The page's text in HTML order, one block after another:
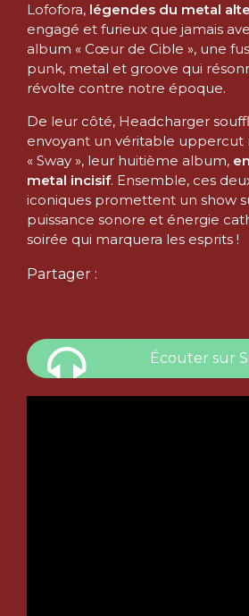
Lofofora, légendes du metal
engagé et furieux que jamais
album « Cœur de Cible », une
punk, metal et groove qui
révolte contre notre époque.
De leur côté, Headcharger
envoyant un véritable uppercut
« Sway », leur huitième album,
metal incisif. Ensemble, ces
iconiques promettent un show
puissance sonore et énergie
soirée qui marquera les esprits !
Partager :
Écouter sur